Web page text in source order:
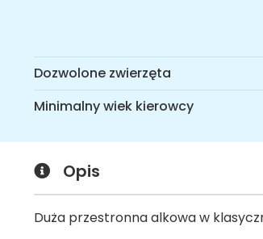
Dozwolone zwierzęta
Minimalny wiek kierowcy
Opis
Duża przestronna alkowa w